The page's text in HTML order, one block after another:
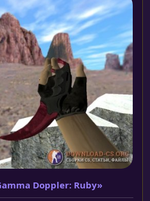
Doppler: Ruby»